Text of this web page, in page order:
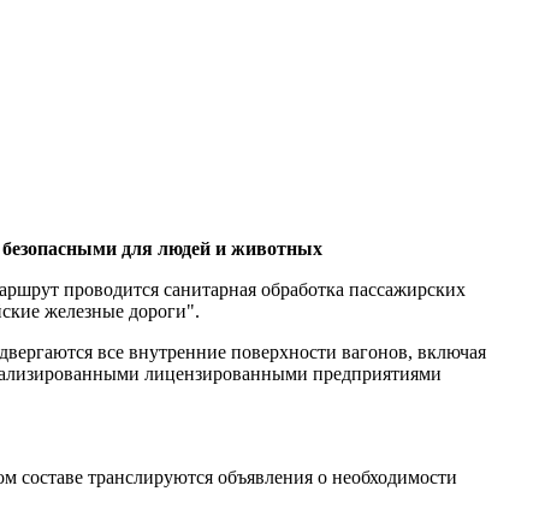
для людей и животных
проводится санитарная обработка пассажирских
железные дороги".
все внутренние поверхности вагонов, включая
лицензированными предприятиями
транслируются объявления о необходимости